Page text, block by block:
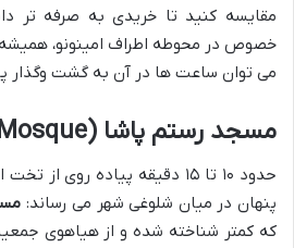
مقایسه کنید تا خریدی به صرفه تر
خصوص در محوطه اطراف امینونو، همیشه
می توان ساعت ها در آن به گشت وگذار
مسجد رستم پاشا (Rüstem Paşa Mosque)
حدود ۱۰ تا ۱۵ دقیقه پیاده روی
پنهان در میان شلوغی شهر می رساند:
که کمتر شناخته شده و از هیاهوی